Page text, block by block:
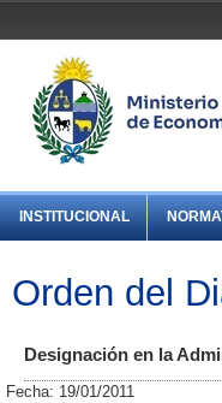
INSTITUCIONAL
Orden del
Designación en la
Fecha: 19/01/2011